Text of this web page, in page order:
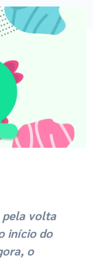
pela volta
início do
o